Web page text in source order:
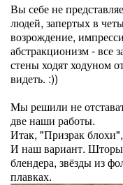
Вы себе не
людей, запертых в
возрождение,
абстракционизм - все
стены ходят ходуном
видеть. :))
Мы решили не
две наши работы.
Итак, "Призрак
И наш вариант.
блендера, звёзды из
плавках.